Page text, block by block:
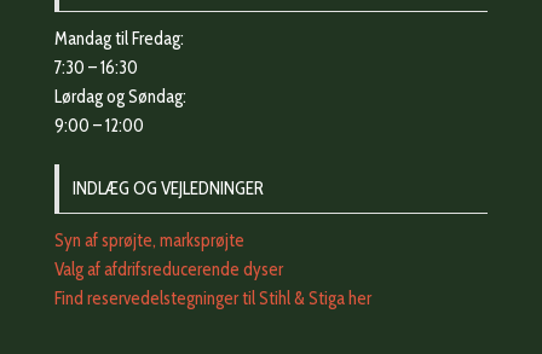
Mandag til Fredag:
7:30 – 16:30
Lørdag og Søndag:
9:00 – 12:00
INDLÆG OG VEJLEDNINGER
Syn af sprøjte, marksprøjte
Valg af afdrifsreducerende dyser
Find reservedelstegninger til Stihl & Stiga her